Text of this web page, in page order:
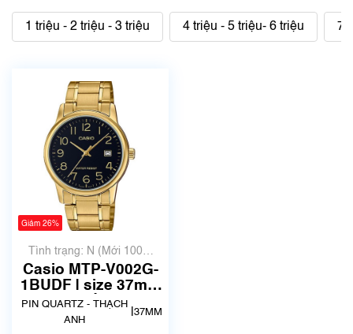
1 triệu - 2 triệu - 3 triệu 4 triệu - 5 triệu- 6 triệu 7
Giảm 26%
Tình trạng: N (Mới 100%
chưa qua sử dụng)
Casio MTP-V002G-
1BUDF | size 37mm
| Mã số 5632
PIN QUARTZ - THẠCH
ANH
37MM